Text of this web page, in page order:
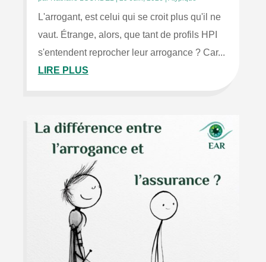
L'arrogant, est celui qui se croit plus qu'il ne
vaut. Étrange, alors, que tant de profils HPI
s'entendent reprocher leur arrogance ? Car...
LIRE PLUS